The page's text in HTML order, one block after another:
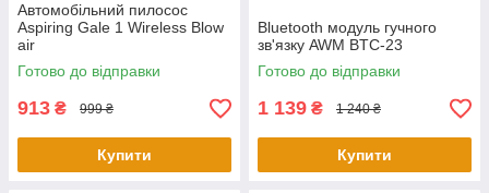
Автомобільний пилосос
Aspiring Gale 1 Wireless Blow
air
Готово до відправки
913 ₴ 999 ₴
Купити
Bluetooth модуль гучного
зв'язку AWM BTC-23
Готово до відправки
1 139 ₴ 1 240 ₴
Купити